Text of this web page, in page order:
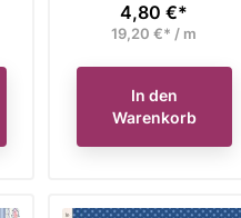
Preis
4,80 €*
19,20 €* / m
In den
Warenkorb